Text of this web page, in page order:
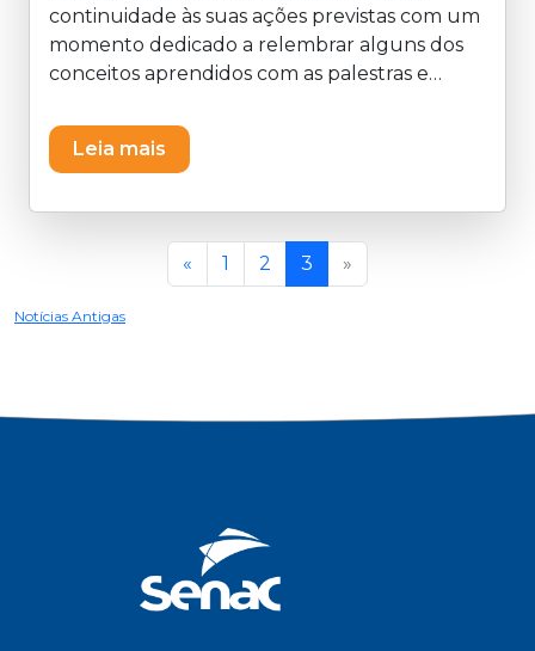
continuidade às suas ações previstas com um
momento dedicado a relembrar alguns dos
conceitos aprendidos com as palestras e
a equipe da Gerência de Planejamento -
GPLAN reuniu as equipes do Departamento
Resíduo?". Foi apresentado um vídeo
explicativo sobre os tipos de resíduos, bem
como o papel e a importância de cada
descarte. Em seguida, os integrantes
Foi uma manhã descontraída, com música e
Leia mais
« 1 2 3 »
Notícias Antigas